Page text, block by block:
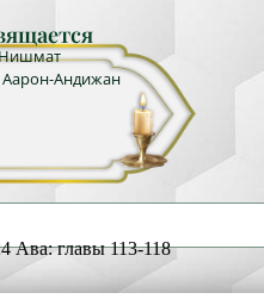
Андижан
Ава: главы 113-118